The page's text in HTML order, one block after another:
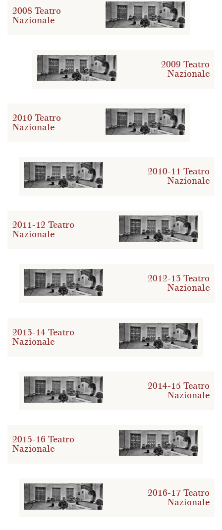
2008 Teatro
Nazionale
2009 Teatro
Nazionale
2010 Teatro
Nazionale
2010-11 Teatro
Nazionale
2011-12 Teatro
Nazionale
2012-13 Teatro
Nazionale
2013-14 Teatro
Nazionale
2014-15 Teatro
Nazionale
2015-16 Teatro
Nazionale
2016-17 Teatro
Nazionale